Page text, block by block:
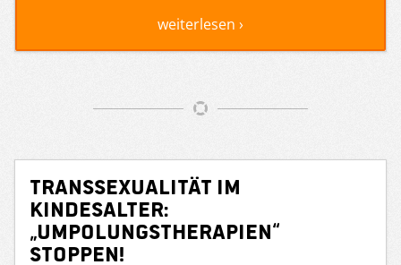
weiterlesen ›
Transsexualität im
Kindesalter:
„Umpolungstherapien“
stoppen!